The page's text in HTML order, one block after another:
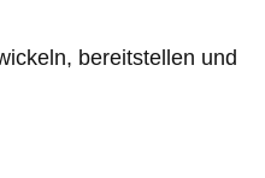
bereitstellen und